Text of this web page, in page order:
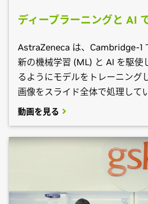
ディープラーニングと AI
AstraZeneca は、Cambridge-1
新の機械学習 (ML) と AI を駆使
るようにモデルをトレーニング
画像をスライド全体で処理して
動画を見る